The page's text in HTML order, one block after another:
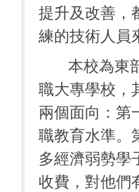
提升及改善，
練的技術人員
本校為東部
職大專學校，
兩個面向：第
職教育水準。
多經濟弱勢學
收費，對他們